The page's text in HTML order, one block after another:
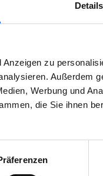
Details
zu
Außerdem
Werbung und
die Sie ihnen
DIENSTE
31/07/2026
am Vigil-
Betrieb